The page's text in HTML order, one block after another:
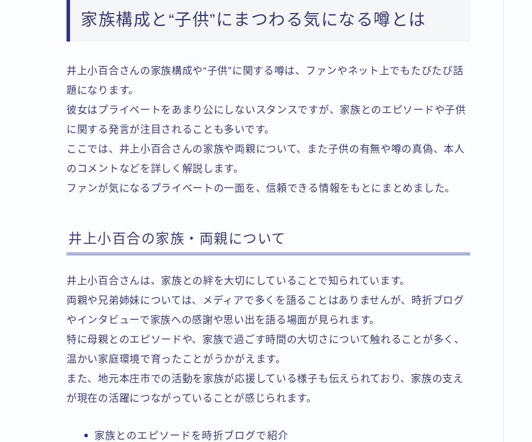
家族構成と“子供”にまつわる気になる噂とは
井上小百合さんの家族構成や“子供”に関する噂は、ファンやネット上でもたびたび話
題になります。
彼女はプライベートをあまり公にしないスタンスですが、家族とのエピソードや子供
に関する発言が注目されることも多いです。
ここでは、井上小百合さんの家族や両親について、また子供の有無や噂の真偽、本人
のコメントなどを詳しく解説します。
ファンが気になるプライベートの一面を、信頼できる情報をもとにまとめました。
井上小百合の家族・両親について
井上小百合さんは、家族との絆を大切にしていることで知られています。
両親や兄弟姉妹については、メディアで多くを語ることはありませんが、時折ブログ
やインタビューで家族への感謝や思い出を語る場面が見られます。
特に母親とのエピソードや、家族で過ごす時間の大切さについて触れることが多く、
温かい家庭環境で育ったことがうかがえます。
また、地元本庄市での活動を家族が応援している様子も伝えられており、家族の支え
が現在の活躍につながっていることが感じられます。
家族とのエピソードを時折ブログで紹介